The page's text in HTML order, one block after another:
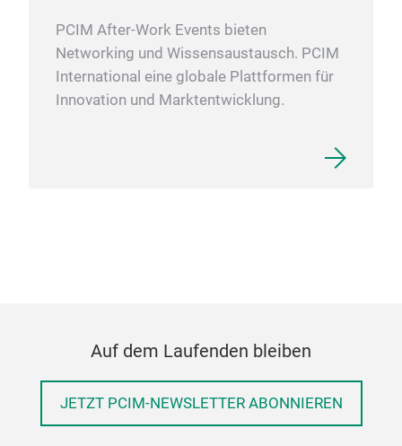
PCIM After-Work Events bieten
Networking und Wissensaustausch. PCIM
International eine globale Plattformen für
Innovation und Marktentwicklung.
Auf dem Laufenden bleiben
JETZT PCIM-NEWSLETTER ABONNIEREN